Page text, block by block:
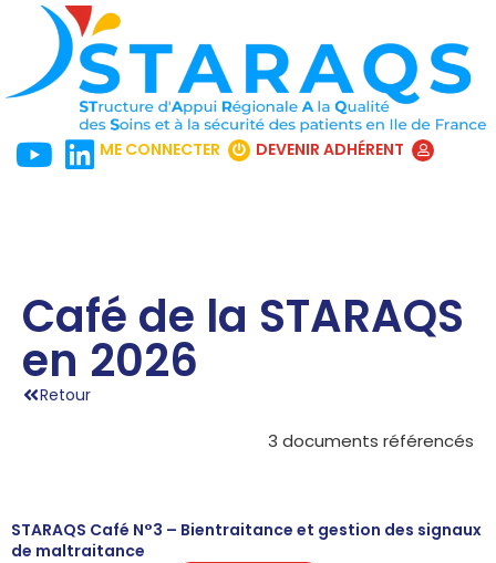
ME CONNECTER DEVENIR ADHÉRENT
Café de la STARAQS
en 2026
Retour
3 documents référencés
STARAQS Café N°3 – Bientraitance et gestion des signaux
de maltraitance